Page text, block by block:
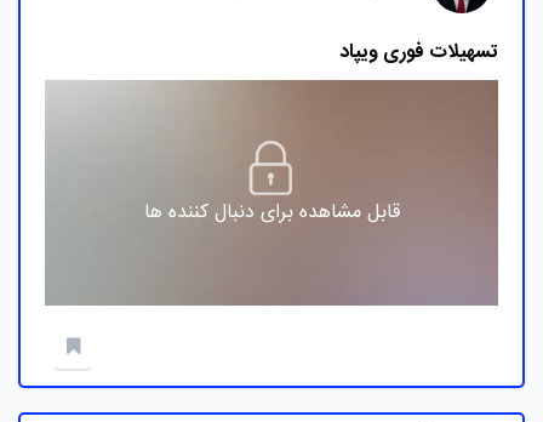
تسهیلات فوری ویپاد
قابل مشاهده برای دنبال کننده ها